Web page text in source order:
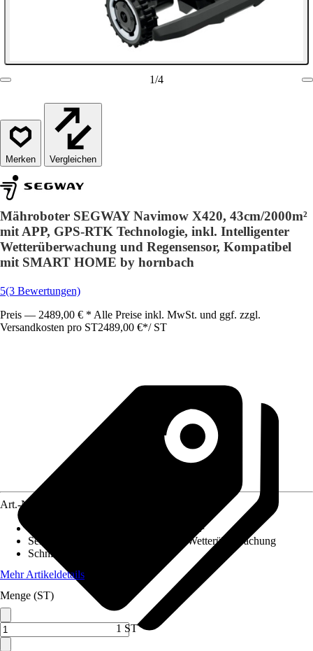
1/4
Vergleichen
Mähroboter SEGWAY Navimow X420, 43cm/2000m²
mit APP, GPS-RTK Technologie, inkl. Intelligenter
Wetterüberwachung und Regensensor, Kompatibel
mit SMART HOME by hornbach
5(3 Bewertungen)
Preis — 2489,00 € * Alle Preise inkl. MwSt. und ggf. zzgl.
Versandkosten pro ST2489,00 €*/ ST
Art.-Nr.
Für bis zu 2000 m²
Sensoren
Regensensor, Intelligente Wetterüberwachung
Schnittbreite
Mehr Artikeldetails
Menge (ST)
1 ST